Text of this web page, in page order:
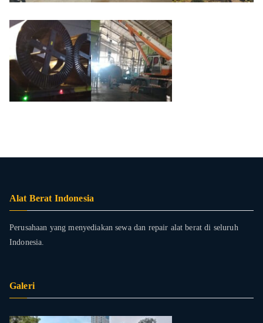
Alat Berat Indonesia
Perusahaan yang menyediakan sewa dan repair alat berat di seluruh
Indonesia.
Galeri